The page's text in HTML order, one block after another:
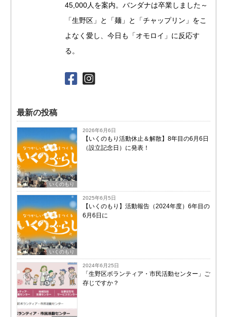
45,000人を案内。バンダナは卒業しました～
「生野区」と「麺」と「チャップリン」をこ
よなく愛し、今日も「オモロイ」に反応す
る。
最新の投稿
いくのもり
2026年6月6日
【いくのもり活動休止＆解散】8年目の6月6日
（設立記念日）に発表！
いくのもり
2025年6月5日
【いくのもり】活動報告（2024年度）6年目の
6月6日に
2024年6月25日
「生野区ボランティア・市民活動センター」ご
存じですか？